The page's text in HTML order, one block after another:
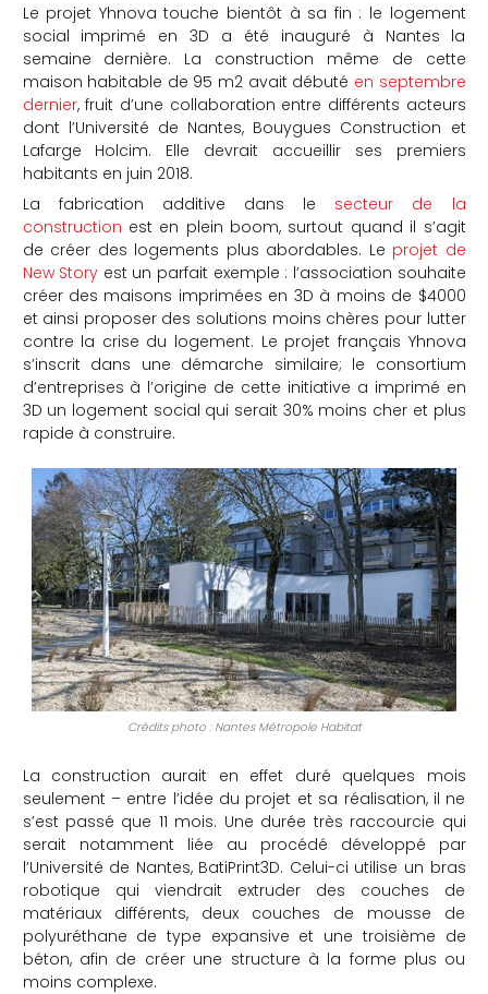
Le projet Yhnova touche bientôt à sa fin : le logement
social imprimé en 3D a été inauguré à Nantes la
semaine dernière. La construction même de cette
maison habitable de 95 m2 avait débuté en septembre
dernier, fruit d’une collaboration entre différents acteurs
dont l’Université de Nantes, Bouygues Construction et
Lafarge Holcim. Elle devrait accueillir ses premiers
habitants en juin 2018.
La fabrication additive dans le secteur de la
construction est en plein boom, surtout quand il s’agit
de créer des logements plus abordables. Le projet de
New Story est un parfait exemple : l’association souhaite
créer des maisons imprimées en 3D à moins de $4000
et ainsi proposer des solutions moins chères pour lutter
contre la crise du logement. Le projet français Yhnova
s’inscrit dans une démarche similaire; le consortium
d’entreprises à l’origine de cette initiative a imprimé en
3D un logement social qui serait 30% moins cher et plus
rapide à construire.
Crédits photo : Nantes Métropole Habitat
La construction aurait en effet duré quelques mois
seulement – entre l’idée du projet et sa réalisation, il ne
s’est passé que 11 mois. Une durée très raccourcie qui
serait notamment liée au procédé développé par
l’Université de Nantes, BatiPrint3D. Celui-ci utilise un bras
robotique qui viendrait extruder des couches de
matériaux différents, deux couches de mousse de
polyuréthane de type expansive et une troisième de
béton, afin de créer une structure à la forme plus ou
moins complexe.